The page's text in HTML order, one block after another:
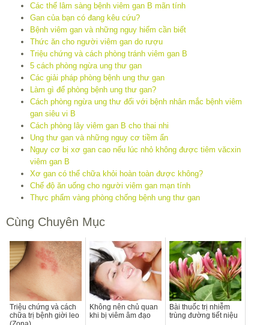
Các thể lâm sàng bệnh viêm gan B mãn tính
Gan của bạn có đang kêu cứu?
Bệnh viêm gan và những nguy hiểm cần biết
Thức ăn cho người viêm gan do rượu
Triệu chứng và cách phòng tránh viêm gan B
5 cách phòng ngừa ung thư gan
Các giải pháp phòng bệnh ung thư gan
Làm gì để phòng bệnh ung thư gan?
Cách phòng ngừa ung thư đối với bệnh nhân mắc bệnh viêm
gan siêu vi B
Cách phòng lây viêm gan B cho thai nhi
Ung thư gan và những nguy cơ tiềm ẩn
Nguy cơ bị xơ gan cao nếu lúc nhỏ không được tiêm văcxin
viêm gan B
Xơ gan có thể chữa khỏi hoàn toàn được không?
Chế độ ăn uống cho người viêm gan mạn tính
Thực phẩm vàng phòng chống bệnh ung thư gan
Cùng Chuyên Mục
Triệu chứng và cách
chữa trị bệnh giời leo
Không nên chủ quan
khi bị viêm âm đạo
Bài thuốc trị nhiễm
trùng đường tiết niệu